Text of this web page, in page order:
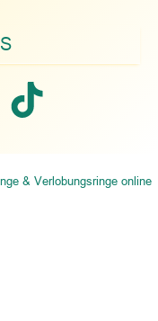
& Verlobungsringe online